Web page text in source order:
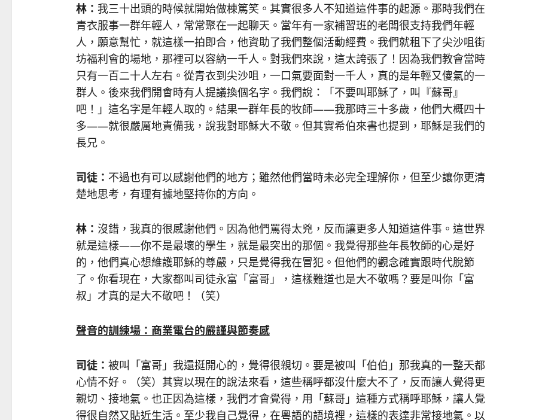
林： 我三十出頭的時候就開始做棟篤笑。其實很多人不知道這件事的起源。那時我們在
青衣服事一群年輕人，常常聚在一起聊天。當年有一家補習班的老闆很支持我們年輕
人，願意幫忙，就這樣一拍即合，他資助了我們整個活動經費。我們就租下了尖沙咀街
坊福利會的場地，那裡可以容納一千人。對我們來說，這太誇張了！因為我們教會當時
只有一百二十人左右。從青衣到尖沙咀，一口氣要面對一千人，真的是年輕又傻氣的一
群人。後來我們開會時有人提議換個名字。我們說：「不要叫耶穌了，叫『蘇哥』
吧！」這名字是年輕人取的。結果一群年長的牧師——我那時三十多歲，他們大概四十
多——就很嚴厲地責備我，說我對耶穌大不敬。但其實希伯來書也提到，耶穌是我們的
長兄。
司徒： 不過也有可以感謝他們的地方；雖然他們當時未必完全理解你，但至少讓你更清
楚地思考，有理有據地堅持你的方向。
林： 沒錯，我真的很感謝他們。因為他們罵得太兇，反而讓更多人知道這件事。這世界
就是這樣——你不是最壞的學生，就是最突出的那個。我覺得那些年長牧師的心是好
的，他們真心想維護耶穌的尊嚴，只是覺得我在冒犯。但他們的觀念確實跟時代脫節
了。你看現在，大家都叫司徒永富「富哥」，這樣難道也是大不敬嗎？要是叫你「富
叔」才真的是大不敬吧！（笑）
聲音的訓練場：商業電台的嚴謹與節奏感
司徒： 被叫「富哥」我還挺開心的，覺得很親切。要是被叫「伯伯」那我真的一整天都
心情不好。（笑）其實以現在的說法來看，這些稱呼都沒什麼大不了，反而讓人覺得更
親切、接地氣。也正因為這樣，我們才會覺得，用「蘇哥」這種方式稱呼耶穌，讓人覺
得很自然又貼近生活。至少我自己覺得，在粵語的語境裡，這樣的表達非常接地氣。以